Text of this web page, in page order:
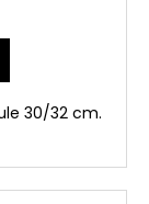
30/32 cm.